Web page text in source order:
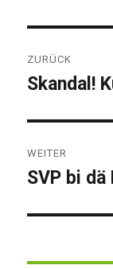
ZURÜCK
Vorheriger
Skandal!
WEITER
Nächster
SVP bi dä